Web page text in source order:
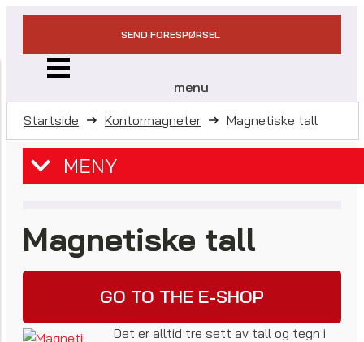
SEND FORESPØRSEL
menu
Startside Kontormagneter Magnetiske tall
MENY
Magnetiske tall
GO TO THE E-SHOP
Det er alltid tre sett av tall og tegn i